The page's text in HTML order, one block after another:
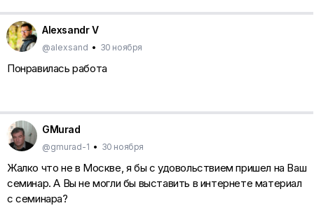
Alexsandr V
@alexsand • 30 ноября
Понравилась работа
GMurad
@gmurad-1 • 30 ноября
Жалко что не в Москве, я бы с удовольствием пришел на Ваш
семинар. А Вы не могли бы выставить в интернете материал
с семинара?